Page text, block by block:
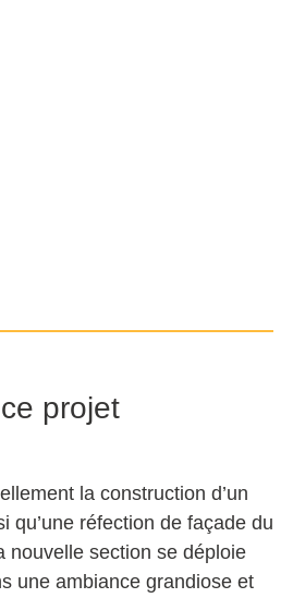
projet
la construction d’un
qu’une réfection de façade du
nouvelle section se déploie
une ambiance grandiose et